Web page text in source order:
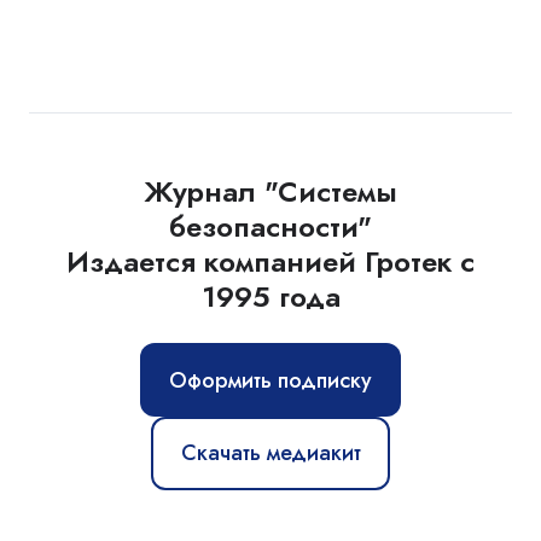
Журнал "Системы
безопасности"
Издается компанией Гротек с
1995 года
Оформить подписку
Скачать медиакит